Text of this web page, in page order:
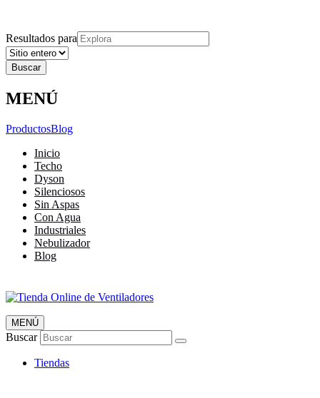
Resultados para
MENÚ
ProductosBlog
Inicio
Techo
Dyson
Silenciosos
Sin Aspas
Con Agua
Industriales
Nebulizador
Blog
Tienda Online de Ventiladores
Super Catálogo de Ofertas
MENÚ
Buscar
Tiendas